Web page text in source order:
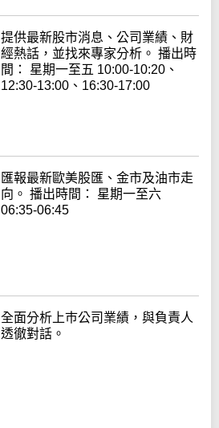
提供最新股市消息、公司業績、財
經熱話，並找來專家分析。 播出時
間： 星期一至五 10:00-10:20、
12:30-13:00、16:30-17:00
匯報最新歐美股匯、金市及油市走
向。 播出時間： 星期一至六
06:35-06:45
全面分析上巿公司業績，與負責人
透徹對話。